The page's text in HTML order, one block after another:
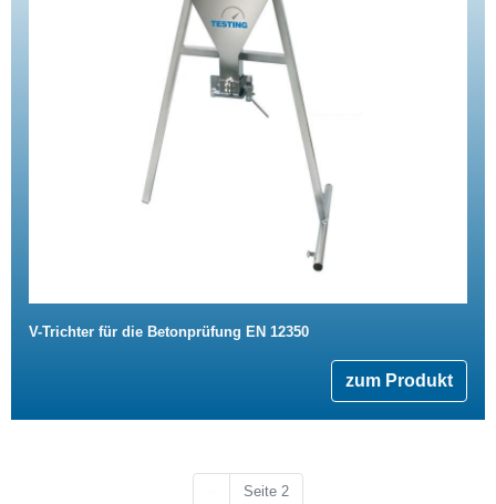
V-Trichter für die Betonprüfung EN 12350
zum Produkt
Vorherige Seite
Seite 2